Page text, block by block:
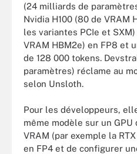
(24 milliards de
Nvidia H100 (80 de VRAM
les variantes PCIe et SXM)
VRAM HBM2e) en FP8 et
de 128 000 tokens.
paramètres) réclame au
selon Unsloth.
Pour les développeurs,
même modèle sur un GPU
VRAM (par exemple la
en FP4 et de configurer